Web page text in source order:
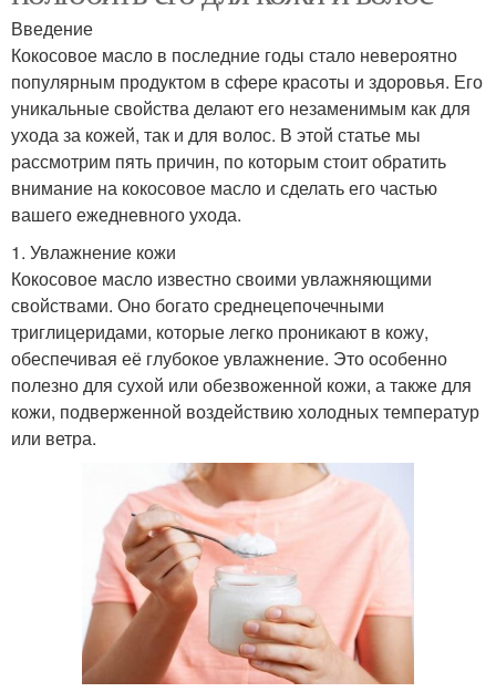
Введение
Кокосовое масло в последние годы стало невероятно
популярным продуктом в сфере красоты и здоровья. Его
уникальные свойства делают его незаменимым как для
ухода за кожей, так и для волос. В этой статье мы
рассмотрим пять причин, по которым стоит обратить
внимание на кокосовое масло и сделать его частью
вашего ежедневного ухода.
1. Увлажнение кожи
Кокосовое масло известно своими увлажняющими
свойствами. Оно богато среднецепочечными
триглицеридами, которые легко проникают в кожу,
обеспечивая её глубокое увлажнение. Это особенно
полезно для сухой или обезвоженной кожи, а также для
кожи, подверженной воздействию холодных температур
или ветра.